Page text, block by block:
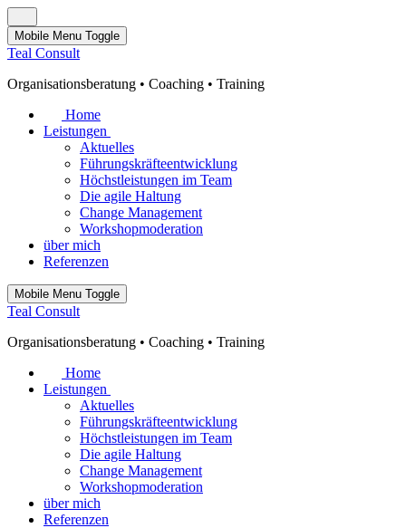
Mobile Menu Toggle
Teal Con­sult
Or­ga­ni­sa­ti­ons­be­ra­tung • Coa­ching • Trai­ning
Home
Leistungen
Aktuelles
Führungskräfteentwicklung
Höchstleistungen im Team
Die agile Haltung
Change Management
Workshopmoderation
über mich
Referenzen
Mobile Menu Toggle
Teal Con­sult
Or­ga­ni­sa­ti­ons­be­ra­tung • Coa­ching • Trai­ning
Home
Leistungen
Aktuelles
Führungskräfteentwicklung
Höchstleistungen im Team
Die agile Haltung
Change Management
Workshopmoderation
über mich
Referenzen